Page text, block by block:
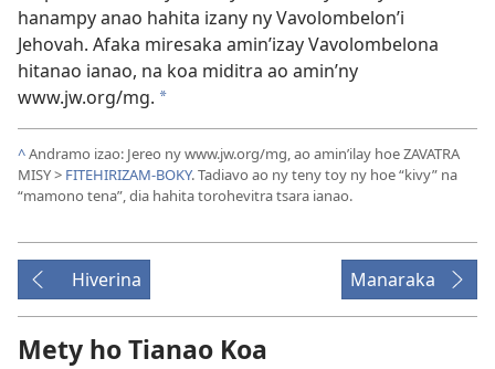
hanampy anao hahita izany ny Vavolombelon’i
Jehovah. Afaka miresaka amin’izay Vavolombelona
hitanao ianao, na koa miditra ao amin’ny
www.jw.org/mg. *
^Andramo izao: Jereo ny www.jw.org/mg, ao amin’ilay hoe ZAVATRA
MISY > FITEHIRIZAM-BOKY. Tadiavo ao ny teny toy ny hoe “kivy” na
“mamono tena”, dia hahita torohevitra tsara ianao.
Hiverina Manaraka
Mety ho Tianao Koa